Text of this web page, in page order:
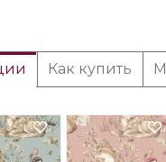
Как купить